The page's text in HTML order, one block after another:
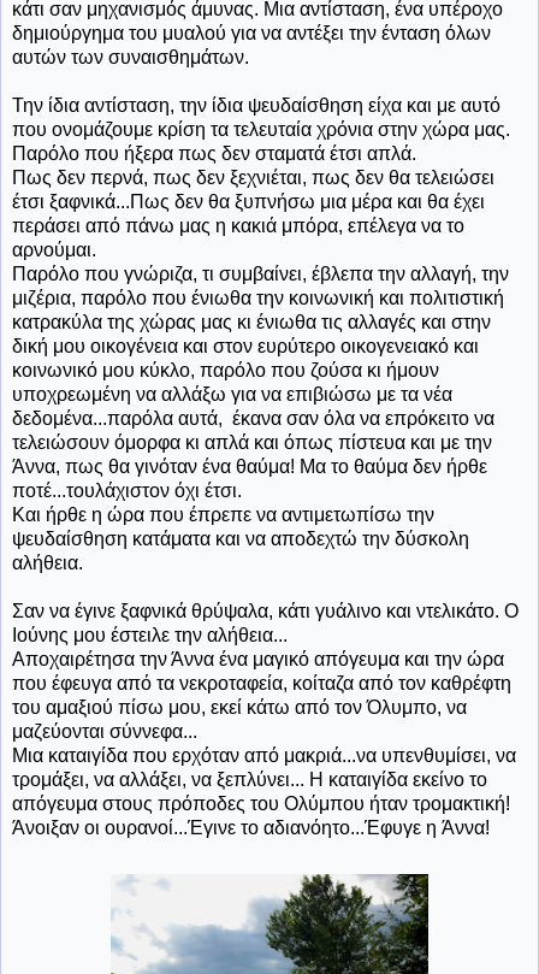
κάτι σαν μηχανισμός άμυνας. Μια αντίσταση, ένα υπέροχο
δημιούργημα του μυαλού για να αντέξει την ένταση όλων
αυτών των συναισθημάτων.
Την ίδια αντίσταση, την ίδια ψευδαίσθηση είχα και με αυτό
που ονομάζουμε κρίση τα τελευταία χρόνια στην χώρα μας.
Παρόλο που ήξερα πως δεν σταματά έτσι απλά.
Πως δεν περνά, πως δεν ξεχνιέται, πως δεν θα τελειώσει
έτσι ξαφνικά...Πως δεν θα ξυπνήσω μια μέρα και θα έχει
περάσει από πάνω μας η κακιά μπόρα, επέλεγα να το
αρνούμαι.
Παρόλο που γνώριζα, τι συμβαίνει, έβλεπα την αλλαγή, την
μιζέρια, παρόλο που ένιωθα την κοινωνική και πολιτιστική
κατρακύλα της χώρας μας κι ένιωθα τις αλλαγές και στην
δική μου οικογένεια και στον ευρύτερο οικογενειακό και
κοινωνικό μου κύκλο, παρόλο που ζούσα κι ήμουν
υποχρεωμένη να αλλάξω για να επιβιώσω με τα νέα
δεδομένα...παρόλα αυτά, έκανα σαν όλα να επρόκειτο να
τελειώσουν όμορφα κι απλά και όπως πίστευα και με την
Άννα, πως θα γινόταν ένα θαύμα! Μα το θαύμα δεν ήρθε
ποτέ...τουλάχιστον όχι έτσι.
Και ήρθε η ώρα που έπρεπε να αντιμετωπίσω την
ψευδαίσθηση κατάματα και να αποδεχτώ την δύσκολη
αλήθεια.
Σαν να έγινε ξαφνικά θρύψαλα, κάτι γυάλινο και ντελικάτο. Ο
Ιούνης μου έστειλε την αλήθεια...
Αποχαιρέτησα την Άννα ένα μαγικό απόγευμα και την ώρα
που έφευγα από τα νεκροταφεία, κοίταζα από τον καθρέφτη
του αμαξιού πίσω μου, εκεί κάτω από τον Όλυμπο, να
μαζεύονται σύννεφα...
Μια καταιγίδα που ερχόταν από μακριά...να υπενθυμίσει, να
τρομάξει, να αλλάξει, να ξεπλύνει... Η καταιγίδα εκείνο το
απόγευμα στους πρόποδες του Ολύμπου ήταν τρομακτική!
Άνοιξαν οι ουρανοί...Έγινε το αδιανόητο...Έφυγε η Άννα!